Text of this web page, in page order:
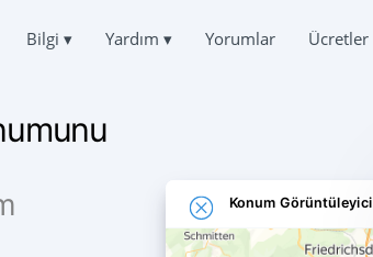
Bilgi ▾ Yardım ▾ Yorumlar Ücretler
OkuyunSorular
çevrimiçi ve cevap vermekten mutlu
(Brazil) Konum Görüntüleyici